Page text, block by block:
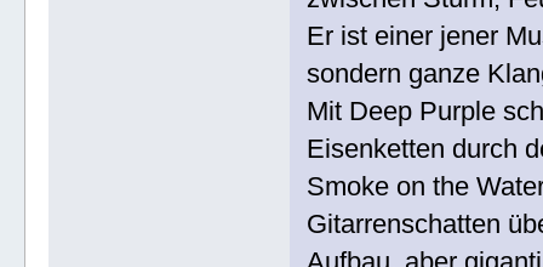
Er ist einer jener
sondern ganze
Mit Deep Purple
Eisenketten durch
Smoke on the
Gitarrenschatten